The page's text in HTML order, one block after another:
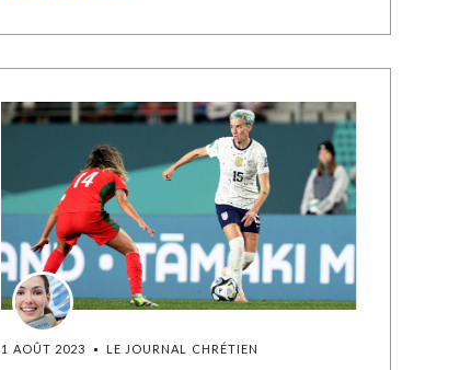
1 AOÛT 2023 LE JOURNAL CHRÉTIEN